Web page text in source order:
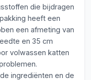
die bijdragen
heeft een
een afmeting van
en 35 cm
volwassen katten
ingrediënten en de